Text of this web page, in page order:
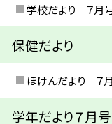
学校だより ７月
保健だより
ほけんだより ７
学年だより７月号